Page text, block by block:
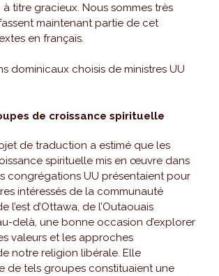
titre gracieux. Nous sommes très
maintenant partie de cet
en français.
dominicaux choisis de ministres UU
de croissance spirituelle
de traduction a estimé que les
spirituelle mis en œuvre dans
congrégations UU présentaient pour
intéressés de la communauté
l’est d’Ottawa, de l’Outaouais
delà, une bonne occasion d’explorer
valeurs et les approches
notre religion libérale. Elle
de tels groupes constituaient une